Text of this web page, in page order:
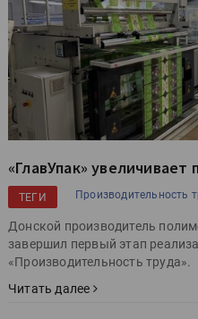
«ГлавУпак»
ТЕГИ Производительность
Донской производитель
завершил первый этап
«Производительность труда».
Читать далее